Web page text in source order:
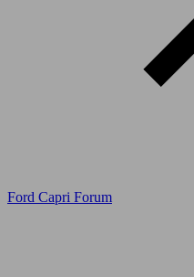
Ford Capri Forum